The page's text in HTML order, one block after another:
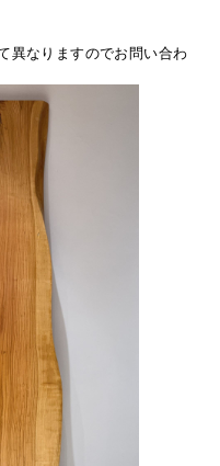
異なりますのでお問い合わ